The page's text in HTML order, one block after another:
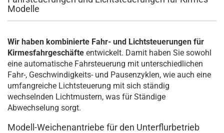
Modelle
Wir haben kombinierte Fahr- und Lichtsteuerungen für
Kirmesfahrgeschäfte entwickelt. Damit haben Sie sowohl
eine automatische Fahrsteuerung mit unterschiedlichen
Fahr-, Geschwindigkeits- und Pausenzyklen, wie auch eine
umfangreiche Lichtsteuerung mit sich ständig
wechselnden Lichtmustern, was für Ständige
Abwechselung sorgt.
Modell-Weichenantriebe für den Unterflurbetrieb